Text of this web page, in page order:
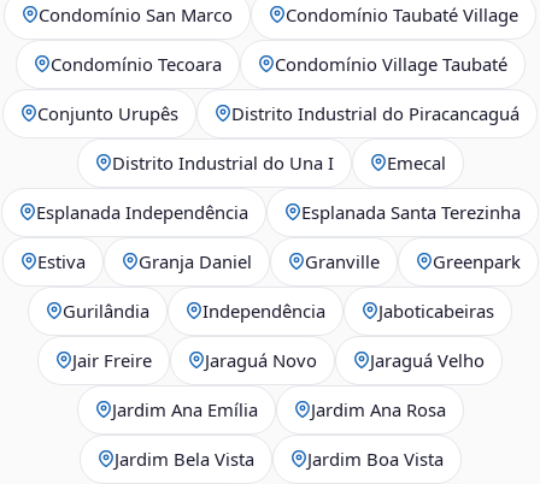
Condomínio San Marco Condomínio Taubaté Village
Condomínio Tecoara Condomínio Village Taubaté
Conjunto Urupês Distrito Industrial do Piracancaguá
Distrito Industrial do Una I Emecal
Esplanada Independência Esplanada Santa Terezinha
Estiva Granja Daniel Granville Greenpark
Gurilândia Independência Jaboticabeiras
Jair Freire Jaraguá Novo Jaraguá Velho
Jardim Ana Emília Jardim Ana Rosa
Jardim Bela Vista Jardim Boa Vista